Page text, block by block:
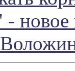
новое